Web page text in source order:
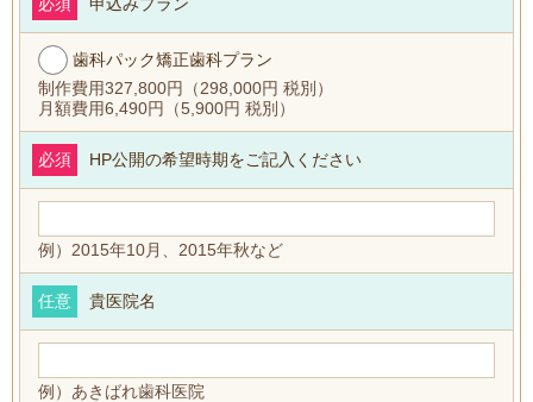
歯科パック矯正歯科プラン
制作費用327,800円（298,000円 税別）
月額費用6,490円（5,900円 税別）
HP公開の希望時期をご記入ください
必須
例）2015年10月、2015年秋など
貴医院名
任意
例）あきばれ歯科医院